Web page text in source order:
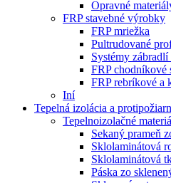
Opravné
FRP stavebné výrobky
FRP mriežka
Pultrudované
Systémy
FRP chodníkové
FRP rebríkové a
Iní
Tepelná izolácia a
Tepelnoizolačné
Sekaný prameň
Sklolaminátová
Sklolaminátová
Páska zo